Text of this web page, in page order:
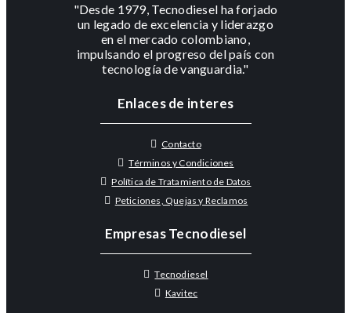
"Desde 1979, Tecnodiesel ha forjado
un legado de excelencia y liderazgo
en el mercado colombiano,
impulsando el progreso del país con
tecnología de vanguardia."
Enlaces de interes
Contacto
Términos y Condiciones
Política de Tratamiento de Datos
Peticiones, Quejas y Reclamos
Empresas Tecnodiesel
Tecnodiesel
Kavitec